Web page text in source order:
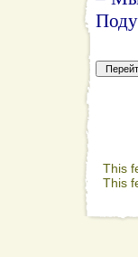
This
This